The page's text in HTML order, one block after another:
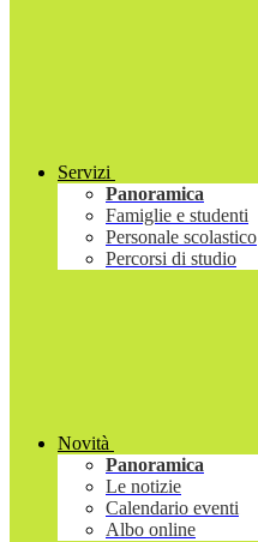
Servizi
Panoramica
Famiglie e studenti
Personale scolastico
Percorsi di studio
Novità
Panoramica
Le notizie
Calendario eventi
Albo online